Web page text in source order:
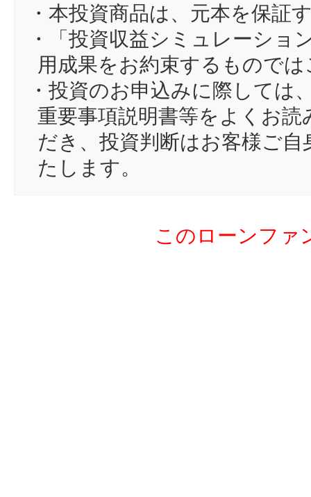
13
15
16
17
18
22
・本投資商品は、元本を保証
・「投資収益シミュレーショ
用成果をお約束するもので
・投資のお申込みに際しては
重要事項説明書等をよくお
だき、投資判断はお客様ご
たします。
このローンファ